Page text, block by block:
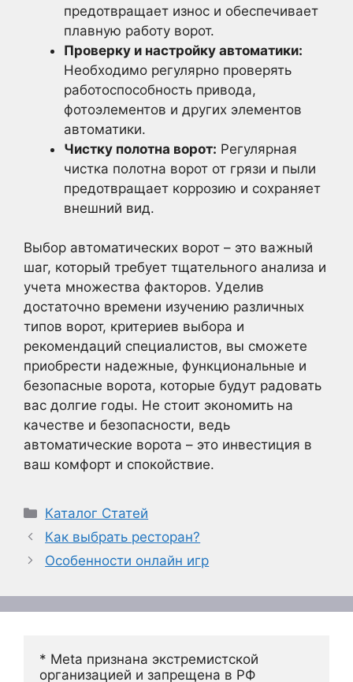
предотвращает износ и обеспечивает
плавную работу ворот.
Проверку и настройку автоматики:
Необходимо регулярно проверять
работоспособность привода,
фотоэлементов и других элементов
автоматики.
Чистку полотна ворот: Регулярная
чистка полотна ворот от грязи и пыли
предотвращает коррозию и сохраняет
внешний вид.
Выбор автоматических ворот – это важный
шаг, который требует тщательного анализа и
учета множества факторов. Уделив
достаточно времени изучению различных
типов ворот, критериев выбора и
рекомендаций специалистов, вы сможете
приобрести надежные, функциональные и
безопасные ворота, которые будут радовать
вас долгие годы. Не стоит экономить на
качестве и безопасности, ведь
автоматические ворота – это инвестиция в
ваш комфорт и спокойствие.
Рубрики
Каталог Статей
Как выбрать ресторан?
Особенности онлайн игр
* Meta признана экстремистской
организацией и запрещена в РФ